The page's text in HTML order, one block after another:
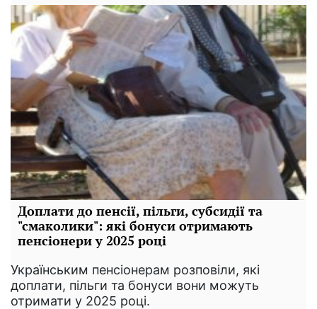
Доплати до пенсії, пільги, субсидії та
"смаколики": які бонуси отримають
пенсіонери у 2025 році
Українським пенсіонерам розповіли, які
доплати, пільги та бонуси вони можуть
отримати у 2025 році.